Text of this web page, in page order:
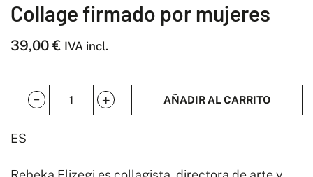
Collage firmado por mujeres
39,00€ IVA incl.
Collage
mujeres
AÑADIR AL CARRITO
ES